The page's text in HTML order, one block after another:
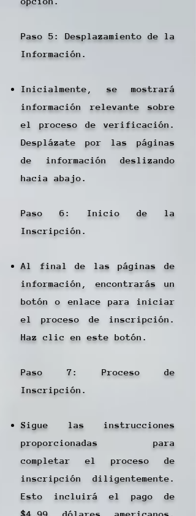
Paso 5: Desplazamiento de la
Información.
Inicialmente, se mostrará
información relevante sobre
el proceso de verificación.
Desplázate por las páginas
de información deslizando
hacia abajo.
Paso 6: Inicio de la
Inscripción.
Al final de las páginas de
información, encontrarás un
botón o enlace para iniciar
el proceso de inscripción.
Haz clic en este botón.
Paso 7: Proceso de
Inscripción.
Sigue las instrucciones
proporcionadas para
completar el proceso de
inscripción diligentemente.
Esto incluirá el pago de
$4.99 dólares americanos.